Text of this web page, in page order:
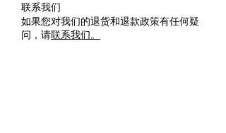
联系我们
如果您对我们的退货和退款政策有任何疑
问，请联系我们。